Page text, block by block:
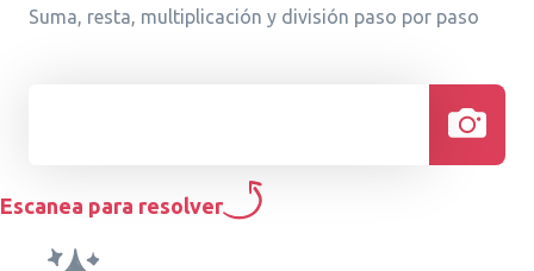
Suma, resta, multiplicación y división paso por paso
Escanea para resolver